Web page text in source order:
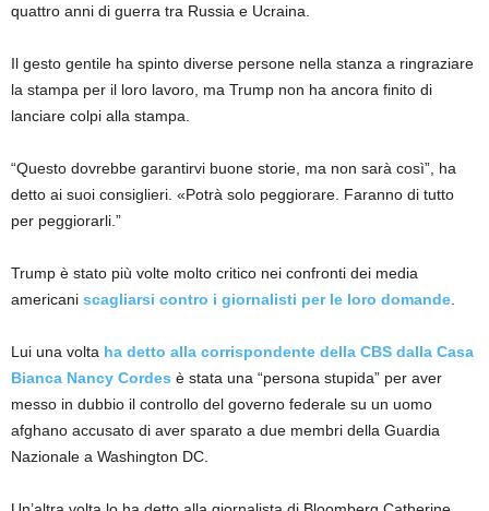
quattro anni di guerra tra Russia e Ucraina.
Il gesto gentile ha spinto diverse persone nella stanza a ringraziare
la stampa per il loro lavoro, ma Trump non ha ancora finito di
lanciare colpi alla stampa.
“Questo dovrebbe garantirvi buone storie, ma non sarà così”, ha
detto ai suoi consiglieri. «Potrà solo peggiorare. Faranno di tutto
per peggiorarli.”
Trump è stato più volte molto critico nei confronti dei media
americani scagliarsi contro i giornalisti per le loro domande
Lui una volta ha detto alla corrispondente della CBS dalla Casa
Bianca Nancy Cordes è stata una “persona stupida” per aver
messo in dubbio il controllo del governo federale su un uomo
afghano accusato di aver sparato a due membri della Guardia
Nazionale a Washington DC.